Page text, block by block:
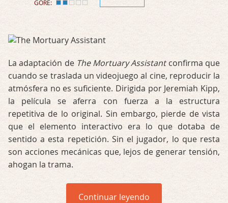
GORE:
La adaptación de The Mortuary Assistantconfirma que
cuando se traslada un videojuego al cine, reproducir la
atmósfera no es suficiente. Dirigida por Jeremiah Kipp,
la película se aferra con fuerza a la estructura
repetitiva de lo original. Sin embargo, pierde de vista
que el elemento interactivo era lo que dotaba de
sentido a esta repetición. Sin el jugador, lo que resta
son acciones mecánicas que, lejos de generar tensión,
ahogan la trama.
Continuar leyendo